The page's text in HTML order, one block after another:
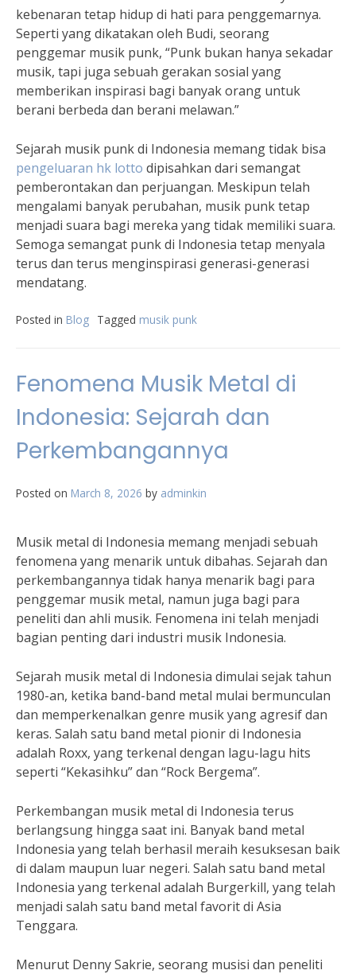
kebenaran tetap hidup di hati para penggemarnya.
Seperti yang dikatakan oleh Budi, seorang
penggemar musik punk, “Punk bukan hanya sekadar
musik, tapi juga sebuah gerakan sosial yang
memberikan inspirasi bagi banyak orang untuk
berani berbeda dan berani melawan.”
Sejarah musik punk di Indonesia memang tidak bisa
pengeluaran hk lotto dipisahkan dari semangat
pemberontakan dan perjuangan. Meskipun telah
mengalami banyak perubahan, musik punk tetap
menjadi suara bagi mereka yang tidak memiliki suara.
Semoga semangat punk di Indonesia tetap menyala
terus dan terus menginspirasi generasi-generasi
mendatang.
Posted in Blog Tagged musik punk
Fenomena Musik Metal di
Indonesia: Sejarah dan
Perkembangannya
Posted on March 8, 2026 by adminkin
Musik metal di Indonesia memang menjadi sebuah
fenomena yang menarik untuk dibahas. Sejarah dan
perkembangannya tidak hanya menarik bagi para
penggemar musik metal, namun juga bagi para
peneliti dan ahli musik. Fenomena ini telah menjadi
bagian penting dari industri musik Indonesia.
Sejarah musik metal di Indonesia dimulai sejak tahun
1980-an, ketika band-band metal mulai bermunculan
dan memperkenalkan genre musik yang agresif dan
keras. Salah satu band metal pionir di Indonesia
adalah Roxx, yang terkenal dengan lagu-lagu hits
seperti “Kekasihku” dan “Rock Bergema”.
Perkembangan musik metal di Indonesia terus
berlangsung hingga saat ini. Banyak band metal
Indonesia yang telah berhasil meraih kesuksesan baik
di dalam maupun luar negeri. Salah satu band metal
Indonesia yang terkenal adalah Burgerkill, yang telah
menjadi salah satu band metal favorit di Asia
Tenggara.
Menurut Denny Sakrie, seorang musisi dan peneliti